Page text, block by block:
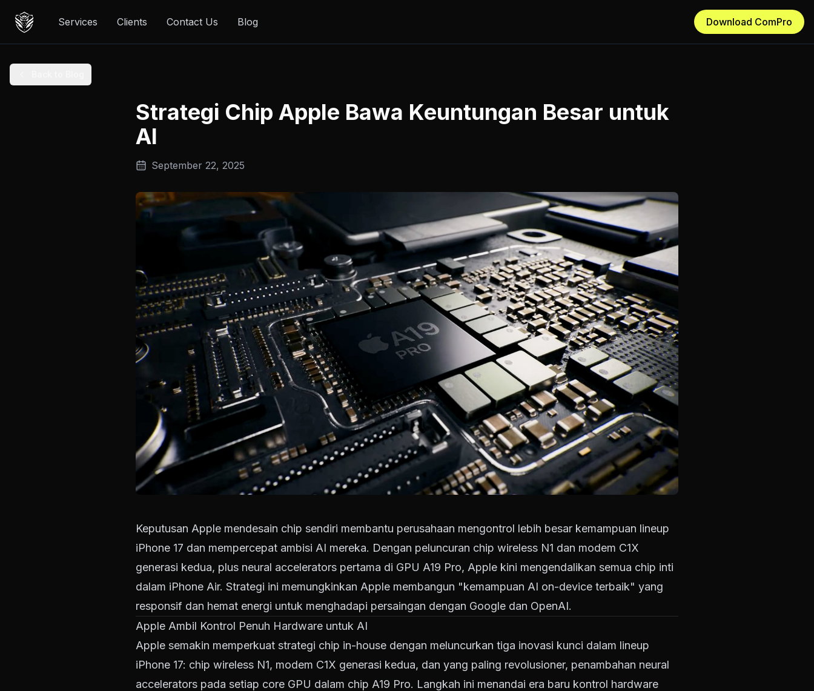
Services Clients Contact Us Blog Download ComPro
Strategi Chip Apple Bawa Keuntungan Besar untuk
AI
September 22, 2025
Keputusan Apple mendesain chip sendiri membantu perusahaan mengontrol lebih besar kemampuan lineup
iPhone 17 dan mempercepat ambisi AI mereka. Dengan peluncuran chip wireless N1 dan modem C1X
generasi kedua, plus neural accelerators pertama di GPU A19 Pro, Apple kini mengendalikan semua chip inti
dalam iPhone Air. Strategi ini memungkinkan Apple membangun "kemampuan AI on-device terbaik" yang
responsif dan hemat energi untuk menghadapi persaingan dengan Google dan OpenAI.
Apple Ambil Kontrol Penuh Hardware untuk AI
Apple semakin memperkuat strategi chip in-house dengan meluncurkan tiga inovasi kunci dalam lineup
iPhone 17: chip wireless N1, modem C1X generasi kedua, dan yang paling revolusioner, penambahan neural
accelerators pada setiap core GPU dalam chip A19 Pro. Langkah ini menandai era baru kontrol hardware